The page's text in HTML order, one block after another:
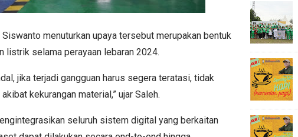
menuturkan upaya tersebut merupakan bentuk
listrik selama perayaan lebaran 2024.
jika terjadi gangguan harus segera teratasi, tidak
kekurangan material,” ujar Saleh.
seluruh sistem digital yang berkaitan